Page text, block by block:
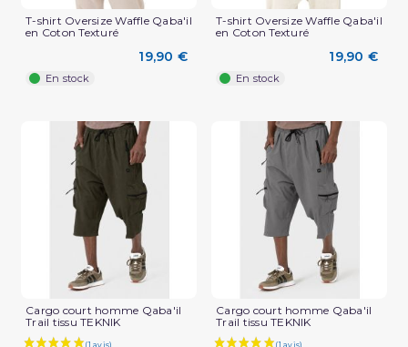
(2 avis)
T-shirt Oversize Waffle Qaba'il
en Coton Texturé
19,90 €
En stock
T-shirt Oversize Waffle Qaba'il
en Coton Texturé
19,90 €
En stock
Cargo court homme Qaba'il
Trail tissu TEKNIK
Cargo court homme Qaba'il
Trail tissu TEKNIK